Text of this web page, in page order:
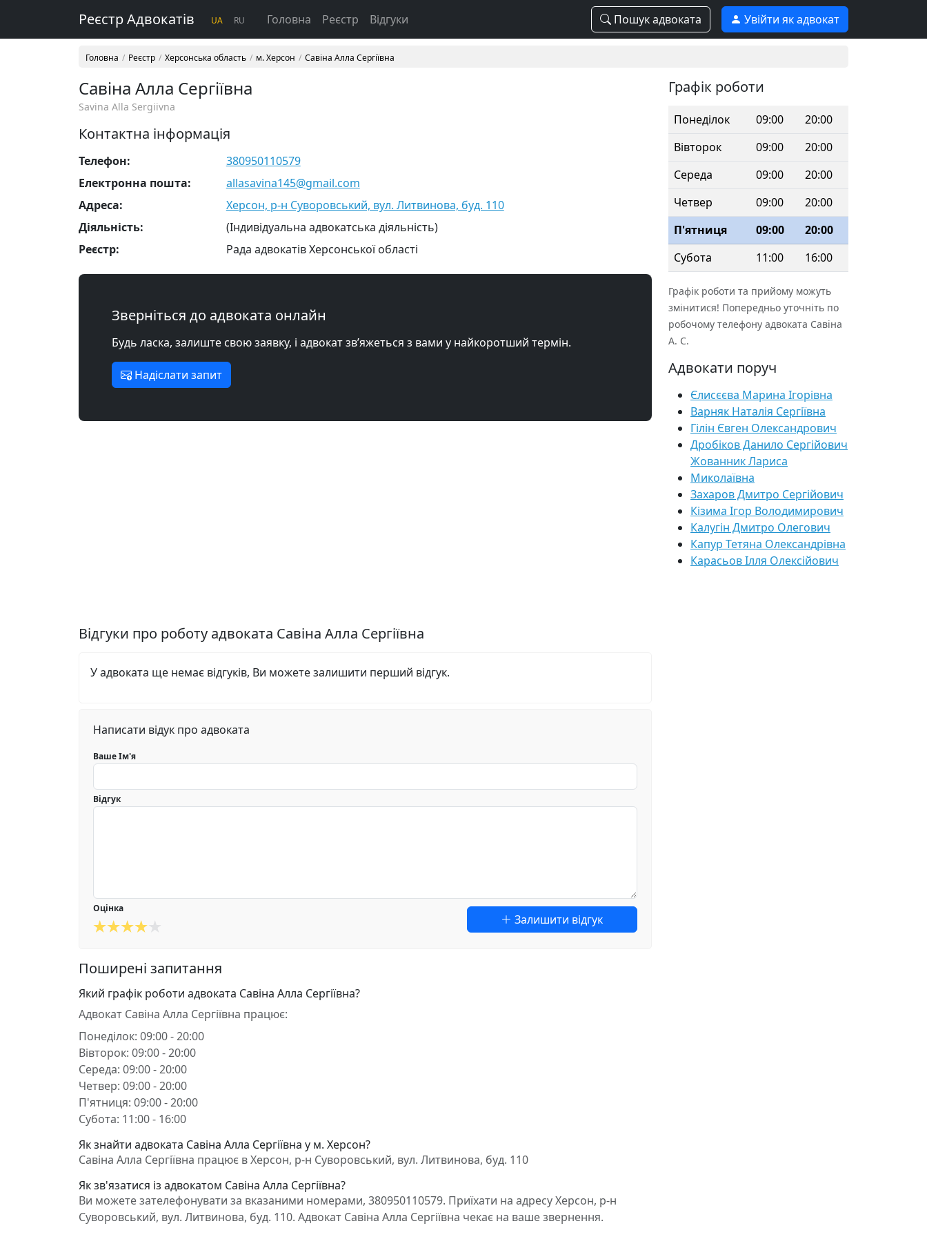
Реєстр Адвокатів UA RU Головна Реєстр Відгуки Пошук адвоката Увійти як адвокат
Головна Реєстр Херсонська область м. Херсон Савіна Алла Сергіївна
Савіна Алла Сергіївна
Savina Alla Sergiivna
Контактна інформація
Телефон:
380950110579
Електронна пошта:
allasavina145@gmail.com
Адреса:
Херсон, р-н Суворовський, вул. Литвинова, буд. 110
Діяльність:
(Індивідуальна адвокатська діяльність)
Реєстр:
Рада адвокатів Херсонської області
Зверніться до адвоката онлайн
Будь ласка, залиште свою заявку, і адвокат зв’яжеться з вами у найкоротший термін.
Надіслати запит
Відгуки про роботу адвоката Савіна Алла Сергіївна
У адвоката ще немає відгуків, Ви можете залишити перший відгук.
Написати відук про адвоката
Ваше Ім'я
Відгук
Оцінка
Залишити відгук
Поширені запитання
Який графік роботи адвоката Савіна Алла Сергіївна?
Адвокат Савіна Алла Сергіївна працює:
Понеділок: 09:00 - 20:00
Вівторок: 09:00 - 20:00
Середа: 09:00 - 20:00
Четвер: 09:00 - 20:00
П'ятниця: 09:00 - 20:00
Субота: 11:00 - 16:00
Як знайти адвоката Савіна Алла Сергіївна у м. Херсон?
Савіна Алла Сергіївна працює в Херсон, р-н Суворовський, вул. Литвинова, буд. 110
Як зв'язатися із адвокатом Савіна Алла Сергіївна?
Ви можете зателефонувати за вказаними номерами, 380950110579. Приїхати на адресу Херсон, р-н
Суворовський, вул. Литвинова, буд. 110. Адвокат Савіна Алла Сергіївна чекає на ваше звернення.
Графік роботи
Понеділок 09:00
20:00
Вівторок
09:00
20:00
Середа
09:00
20:00
Четвер
09:00
20:00
П'ятниця
09:00
20:00
Субота
11:00 16:00
Графік роботи та прийому можуть
змінитися! Попередньо уточніть по
робочому телефону адвоката Савіна
А. С.
Адвокати поруч
Єлисєєва Марина Ігорівна
Варняк Наталія Сергіївна
Гілін Євген Олександрович
Дробіков Данило Сергійович
Жованник Лариса
Миколаївна
Захаров Дмитро Сергійович
Кізима Ігор Володимирович
Калугін Дмитро Олегович
Капур Тетяна Олександрівна
Карасьов Ілля Олексійович